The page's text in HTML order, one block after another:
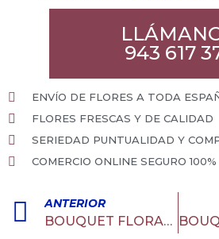
943 617
ENVÍO DE FLORES A TODA
FLORES FRESCAS Y DE CALIDAD
SERIEDAD PUNTUALIDAD Y
COMERCIO ONLINE SEGURO 100%
ANTERIOR
BOUQUET FLORAL 7